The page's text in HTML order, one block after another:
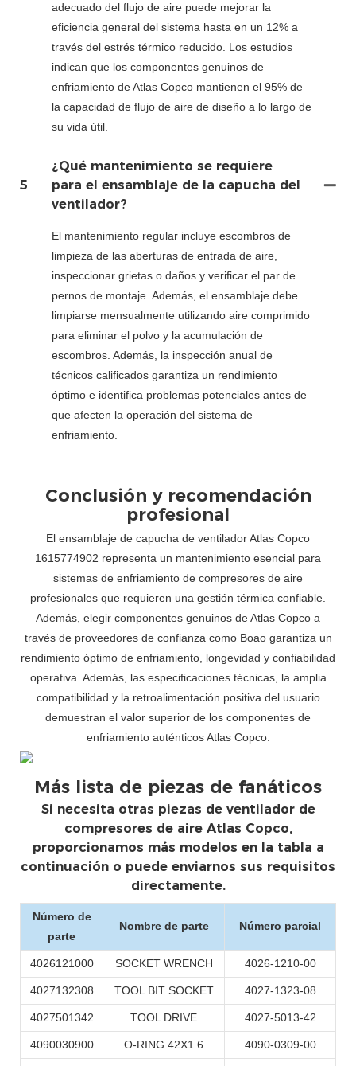
adecuado del flujo de aire puede mejorar la
eficiencia general del sistema hasta en un 12% a
través del estrés térmico reducido. Los estudios
indican que los componentes genuinos de
enfriamiento de Atlas Copco mantienen el 95% de
la capacidad de flujo de aire de diseño a lo largo de
su vida útil.
5
¿Qué mantenimiento se requiere
para el ensamblaje de la capucha del
ventilador?
El mantenimiento regular incluye escombros de
limpieza de las aberturas de entrada de aire,
inspeccionar grietas o daños y verificar el par de
pernos de montaje. Además, el ensamblaje debe
limpiarse mensualmente utilizando aire comprimido
para eliminar el polvo y la acumulación de
escombros. Además, la inspección anual de
técnicos calificados garantiza un rendimiento
óptimo e identifica problemas potenciales antes de
que afecten la operación del sistema de
enfriamiento.
Conclusión y recomendación
profesional
El ensamblaje de capucha de ventilador Atlas Copco
1615774902 representa un mantenimiento esencial para
sistemas de enfriamiento de compresores de aire
profesionales que requieren una gestión térmica confiable.
Además, elegir componentes genuinos de Atlas Copco a
través de proveedores de confianza como Boao garantiza un
rendimiento óptimo de enfriamiento, longevidad y confiabilidad
operativa. Además, las especificaciones técnicas, la amplia
compatibilidad y la retroalimentación positiva del usuario
demuestran el valor superior de los componentes de
enfriamiento auténticos Atlas Copco.
Más lista de piezas de fanáticos
Si necesita otras piezas de ventilador de
compresores de aire Atlas Copco,
proporcionamos más modelos en la tabla a
continuación o puede enviarnos sus requisitos
directamente.
Número de
parte
Nombre de parte Número parcial
4026121000 SOCKET WRENCH 4026-1210-00
4027132308 TOOL BIT SOCKET 4027-1323-08
4027501342 TOOL DRIVE 4027-5013-42
4090030900 O-RING 42X1.6 4090-0309-00